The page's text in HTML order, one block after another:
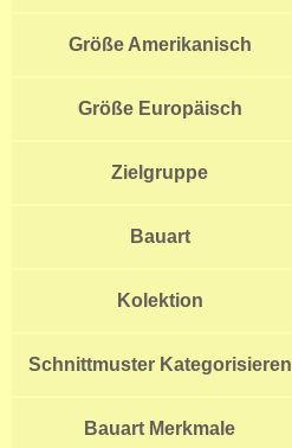
Größe Amerikanisch
Größe Europäisch
Zielgruppe
Bauart
Kolektion
Schnittmuster Kategorisieren
Bauart Merkmale